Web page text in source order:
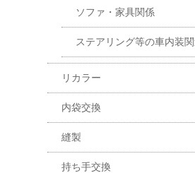
ソファ・家具関係
ステアリング等の車内装
リカラー
内袋交換
縫製
持ち手交換